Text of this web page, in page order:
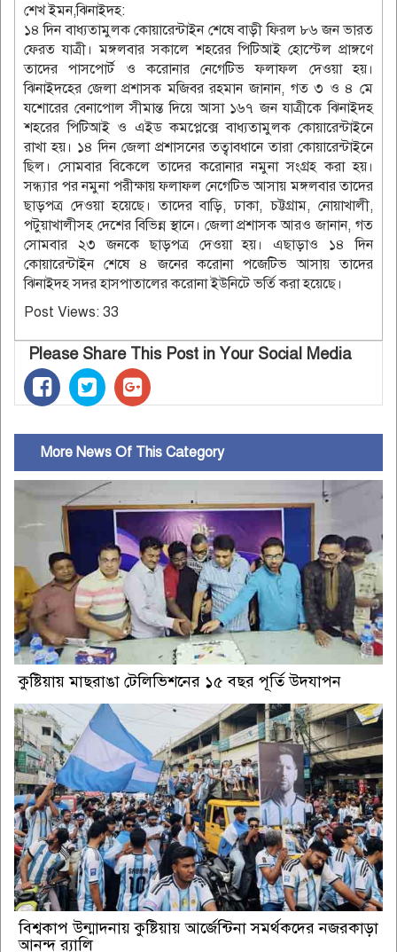
শেখ ইমন,ঝিনাইদহ:
১৪ দিন বাধ্যতামুলক কোয়ারেন্টাইন শেষে বাড়ী ফিরল ৮৬ জন ভারত
ফেরত যাত্রী। মঙ্গলবার সকালে শহরের পিটিআই হোস্টেল প্রাঙ্গণে
তাদের পাসপোর্ট ও করোনার নেগেটিভ ফলাফল দেওয়া হয়।
ঝিনাইদহের জেলা প্রশাসক মজিবর রহমান জানান, গত ৩ ও ৪ মে
যশোরের বেনাপোল সীমান্ত দিয়ে আসা ১৬৭ জন যাত্রীকে ঝিনাইদহ
শহরের পিটিআই ও এইড কমপ্লেক্সে বাধ্যতামুলক কোয়ারেন্টাইনে
রাখা হয়। ১৪ দিন জেলা প্রশাসনের তত্বাবধানে তারা কোয়ারেন্টাইনে
ছিল। সোমবার বিকেলে তাদের করোনার নমুনা সংগ্রহ করা হয়।
সন্ধ্যার পর নমুনা পরীক্ষায় ফলাফল নেগেটিভ আসায় মঙ্গলবার তাদের
ছাড়পত্র দেওয়া হয়েছে। তাদের বাড়ি, ঢাকা, চট্টগ্রাম, নোয়াখালী,
পটুয়াখালীসহ দেশের বিভিন্ন স্থানে। জেলা প্রশাসক আরও জানান, গত
সোমবার ২৩ জনকে ছাড়পত্র দেওয়া হয়। এছাড়াও ১৪ দিন
কোয়ারেন্টাইন শেষে ৪ জনের করোনা পজেটিভ আসায় তাদের
ঝিনাইদহ সদর হাসপাতালের করোনা ইউনিটে ভর্তি করা হয়েছে।
Post Views: 33
Please Share This Post in Your Social Media
More News Of This Category
কুষ্টিয়ায় মাছরাঙা টেলিভিশনের ১৫ বছর পূর্তি উদযাপন
বিশ্বকাপ উন্মাদনায় কুষ্টিয়ায় আর্জেন্টিনা সমর্থকদের নজরকাড়া
আনন্দ র‌্যালি